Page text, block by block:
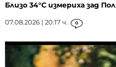
Близо 34°C измериха зад
07.08.2026 | 20:17 ч. 0